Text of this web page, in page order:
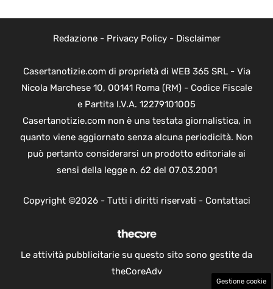
Redazione- Privacy Policy- Disclaimer
Casertanotizie.com di proprietà di WEB 365 SRL - Via
Nicola Marchese 10, 00141 Roma (RM) - Codice Fiscale
e Partita I.V.A. 12279101005
Casertanotizie.com non è una testata giornalistica, in
quanto viene aggiornato senza alcuna periodicità. Non
può pertanto considerarsi un prodotto editoriale ai
sensi della legge n. 62 del 07.03.2001
Copyright ©2026 - Tutti i diritti riservati - Contattaci
Le attività pubblicitarie su questo sito sono gestite da
theCoreAdv
Gestione cookie